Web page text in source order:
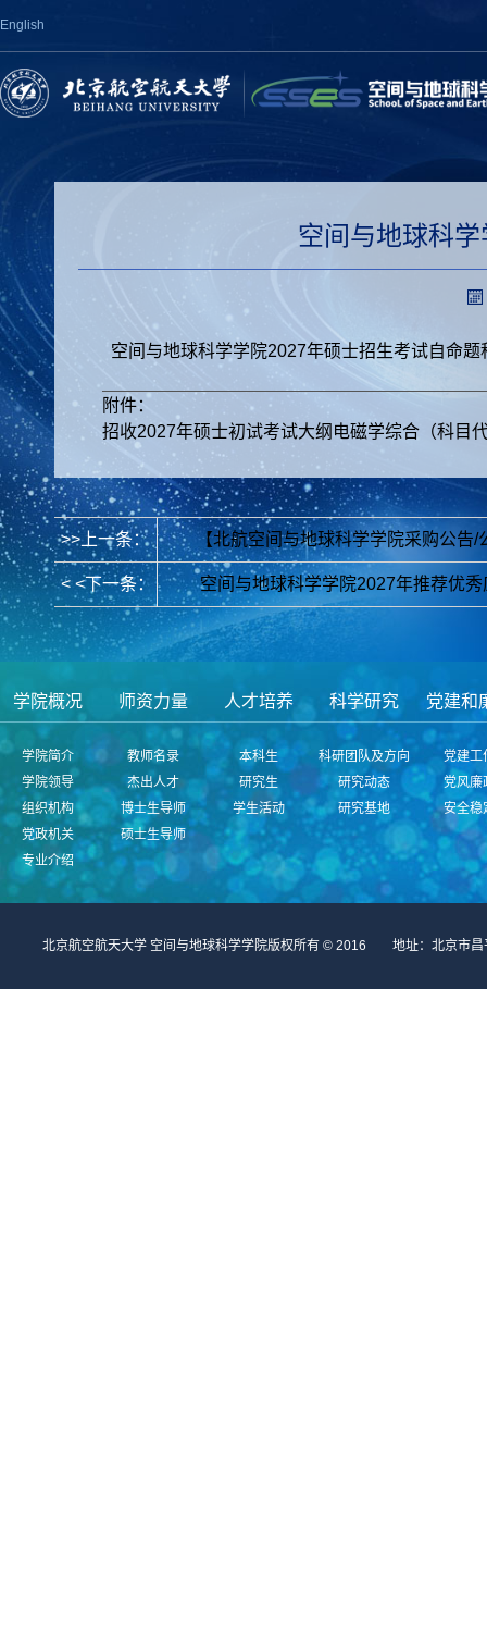
English
空间与地球科
空间与地球科学学院2027年硕士招生考试自命题
附件：
招收2027年硕士初试考试大纲电磁学综合（科目
>>上一条： 【北航空间与地球科学学院采购公告/
< <下一条： 空间与地球科学学院2027年推荐优
学院概况
学院简介
学院领导
组织机构
党政机关
专业介绍
师资力量
教师名录
杰出人才
博士生导师
硕士生导师
人才培养
本科生
研究生
学生活动
科学研究
科研团队及方向
研究动态
研究基地
党建和
党建工
党风廉
安全稳
北京航空航天大学 空间与地球科学学院版权所有 © 2016 地址：北京